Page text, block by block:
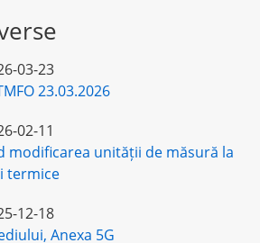
03-23
23.03.2026
02-11
modificarea unității de măsură la
termice
12-18
Anexa 5G